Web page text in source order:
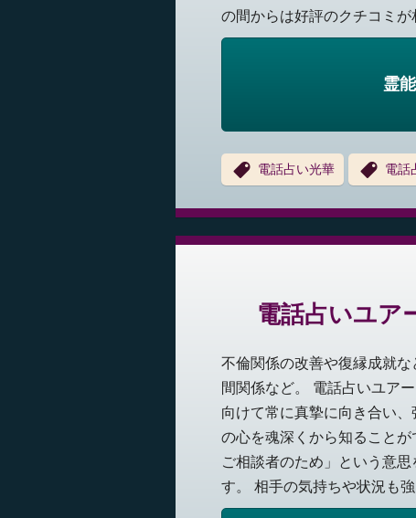
の間からは好評のクチコミが
霊
電話占い光華 電話
電話占いユア
不倫関係の改善や復縁成就
間関係など。 電話占いユア
向けて常に真摯に向き合い
の心を魂深くから知ること
ご相談者のため」という意
す。 相手の気持ちや状況も強